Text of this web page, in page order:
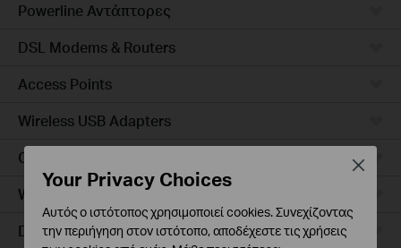
Powerline Αντάπτορες
DSL Modems & Routers
Access Points
Wireless USB Adapters
Ceiling Mount
Wall Plate
Desktop
Your Privacy Choices
Αυτός ο ιστότοπος χρησιμοποιεί cookies. Συνεχίζοντας
την περιήγηση στον ιστότοπο, αποδέχεστε τις χρήσεις
Close